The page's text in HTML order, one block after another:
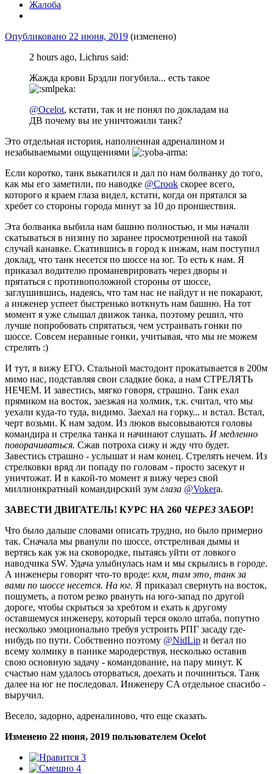
Жалоба
Опубликовано 22 июня, 2019 (изменено)
2 hours ago, Lichrus said:
Жажда крови Брэдли погубила... есть такое
@Ocelot, кстати, так и не понял по докладам на
ДВ почему вы не уничтожили танк?
Это отдельная история, наполненная адреналином и
незабываемыми ощущениями
Если коротко, танк выкатился и дал по нам болванку до того,
как мы его заметили, по наводке @Crook скорее всего,
которого я краем глаза видел, кстати, когда он прятался за
хребет со стороны города минут за 10 до проишествия.
Эта болванка выбила нам башню полностью, и мы начали
скатываться в низину по заранее просмотренной на такой
случай канавке. Скатившись в город к инжам, нам поступил
доклад, что танк несется по шоссе на юг. То есть к нам. Я
приказал водителю проманеврировать через дворы и
прятаться с противоположной стороны от шоссе,
заглушившись, надеясь, что там нас не найдут и не покарают,
а инженер успеет быстренько воткнуть нам башню. На тот
момент я уже слышал движок танка, поэтому решил, что
лучше попробовать спрятаться, чем устраивать гонки по
шоссе. Совсем неравные гонки, учитывая, что мы не можем
стрелять :)
И тут, я вижу ЕГО. Стальной мастодонт прокатывается в 200м
мимо нас, подставляя свои сладкие бока, а нам СТРЕЛЯТЬ
НЕЧЕМ. И завестись, мягко говоря, страшно. Танк ехал
прямиком на восток, заезжая на холмик, т.к. считал, что мы
уехали куда-то туда, видимо. Заехал на горку... и встал. Встал,
черт возьми. К нам задом. Из люков высовываются головы
командира и стрелка танка и начинают слушать. И медленно
поворачиваться. Сжав потроха сижу и жду что будет.
Завестись страшно - услышат и нам конец. Стрелять нечем. Из
стрелковки вряд ли попаду по головам - просто засекут и
уничтожат. И в какой-то момент я вижу через свой
миллионкратный командирский зум глаза @Vokerа.
ЗАВЕСТИ ДВИГАТЕЛЬ! КУРС НА 260 ЧЕРЕЗ ЗАБОР!
Что было дальше словами описать трудно, но было примерно
так. Сначала мы рванули по шоссе, отстреливая дымы и
вертясь как уж на сковородке, пытаясь уйти от ловкого
наводчика SW. Удача улыбнулась нам и мы скрылись в городе.
А инженеры говорят что-то вроде: кхм, там это, танк за
вами по шоссе несется. На юг. Я приказал свернуть на восток,
пошуметь, а потом резко рвануть на юго-запад по другой
дороге, чтобы скрыться за хребтом и ехать к другому
оставшемуся инженеру, который терся около штаба, попутно
несколько эмоционально требуя устроить РПГ засаду где-
нибудь по пути. Собственно поэтому @NidLip и бегал по
всему холмику в панике мародерствуя, несколько оставив
свою основную задачу - командование, на пару минут. К
счастью нам удалось оторваться, доехать и починиться. Танк
далее на юг не последовал. Инженеру CA отдельное спасибо -
выручил.
Весело, задорно, адреналиново, что еще сказать.
Изменено 22 июня, 2019 пользователем Ocelot
3
4